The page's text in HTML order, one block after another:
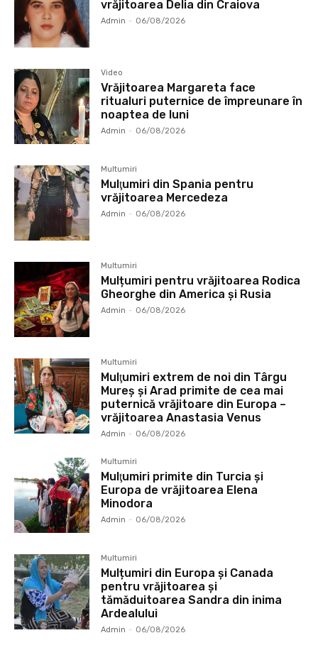
vrăjitoarea Delia din Craiova
Admin - 06/08/2026
Video
Vrăjitoarea Margareta face
ritualuri puternice de împreunare în
noaptea de luni
Admin - 06/08/2026
Multumiri
Mulţumiri din Spania pentru
vrăjitoarea Mercedeza
Admin - 06/08/2026
Multumiri
Mulțumiri pentru vrăjitoarea Rodica
Gheorghe din America și Rusia
Admin - 06/08/2026
Multumiri
Mulţumiri extrem de noi din Târgu
Mureș și Arad primite de cea mai
puternică vrăjitoare din Europa –
vrăjitoarea Anastasia Venus
Admin - 06/08/2026
Multumiri
Mulţumiri primite din Turcia și
Europa de vrăjitoarea Elena
Minodora
Admin - 06/08/2026
Multumiri
Mulțumiri din Europa și Canada
pentru vrăjitoarea și
tămăduitoarea Sandra din inima
Ardealului
Admin - 06/08/2026